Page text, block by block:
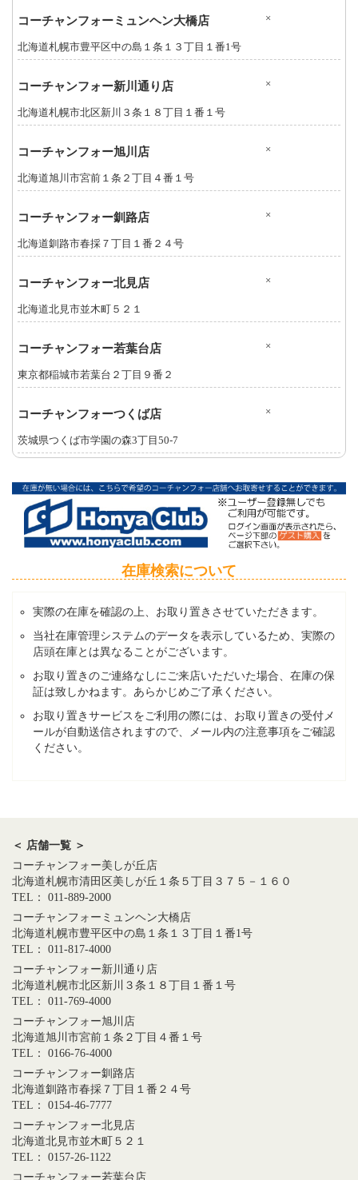
コーチャンフォーミュンヘン大橋店 ×
北海道札幌市豊平区中の島１条１３丁目１番1号
コーチャンフォー新川通り店 ×
北海道札幌市北区新川３条１８丁目１番１号
コーチャンフォー旭川店 ×
北海道旭川市宮前１条２丁目４番１号
コーチャンフォー釧路店 ×
北海道釧路市春採７丁目１番２４号
コーチャンフォー北見店 ×
北海道北見市並木町５２１
コーチャンフォー若葉台店 ×
東京都稲城市若葉台２丁目９番２
コーチャンフォーつくば店 ×
茨城県つくば市学園の森3丁目50-7
在庫検索について
実際の在庫を確認の上、お取り置きさせていただきます。
当社在庫管理システムのデータを表示しているため、実際の
店頭在庫とは異なることがございます。
お取り置きのご連絡なしにご来店いただいた場合、在庫の保
証は致しかねます。あらかじめご了承ください。
お取り置きサービスをご利用の際には、お取り置きの受付メ
ールが自動送信されますので、メール内の注意事項をご確認
ください。
＜ 店舗一覧 ＞
コーチャンフォー美しが丘店
北海道札幌市清田区美しが丘１条５丁目３７５－１６０
TEL： 011-889-2000
コーチャンフォーミュンヘン大橋店
北海道札幌市豊平区中の島１条１３丁目１番1号
TEL： 011-817-4000
コーチャンフォー新川通り店
北海道札幌市北区新川３条１８丁目１番１号
TEL： 011-769-4000
コーチャンフォー旭川店
北海道旭川市宮前１条２丁目４番１号
TEL： 0166-76-4000
コーチャンフォー釧路店
北海道釧路市春採７丁目１番２４号
TEL： 0154-46-7777
コーチャンフォー北見店
北海道北見市並木町５２１
TEL： 0157-26-1122
コーチャンフォー若葉台店